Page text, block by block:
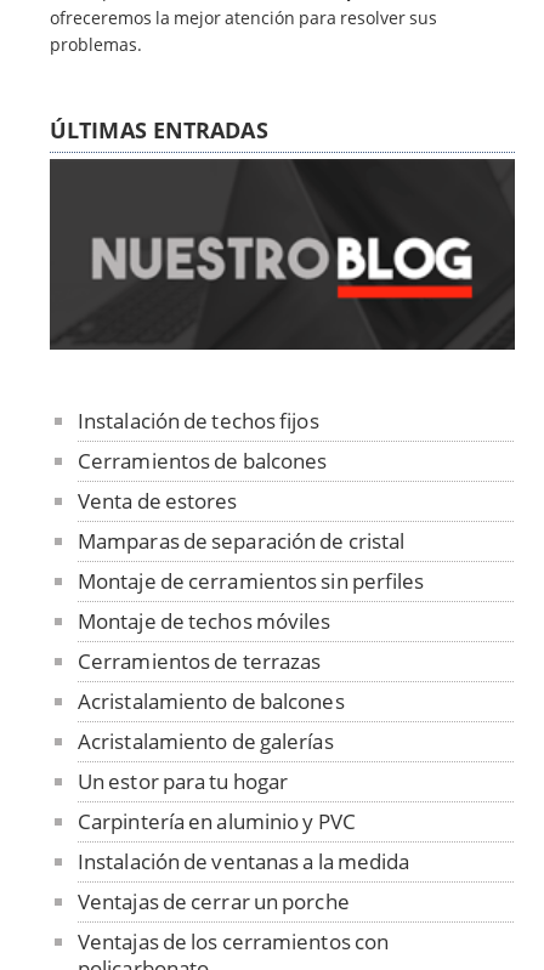
ofreceremos la mejor atención para resolver sus
problemas.
ÚLTIMAS ENTRADAS
Instalación de techos fijos
Cerramientos de balcones
Venta de estores
Mamparas de separación de cristal
Montaje de cerramientos sin perfiles
Montaje de techos móviles
Cerramientos de terrazas
Acristalamiento de balcones
Acristalamiento de galerías
Un estor para tu hogar
Carpintería en aluminio y PVC
Instalación de ventanas a la medida
Ventajas de cerrar un porche
Ventajas de los cerramientos con